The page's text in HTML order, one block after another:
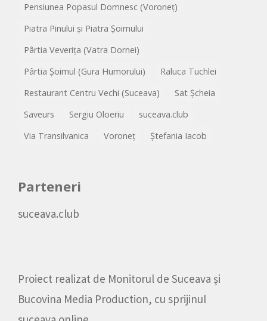
Pensiunea Popasul Domnesc (Voroneț)
Piatra Pinului și Piatra Șoimului
Pârtia Veverița (Vatra Dornei)
Pârtia Șoimul (Gura Humorului)
Raluca Tuchlei
Restaurant Centru Vechi (Suceava)
Sat Șcheia
Saveurs
Sergiu Oloeriu
suceava.club
Via Transilvanica
Voroneț Ștefania Iacob
Parteneri
suceava.club
Proiect realizat de Monitorul de Suceava și
Bucovina Media Production, cu sprijinul